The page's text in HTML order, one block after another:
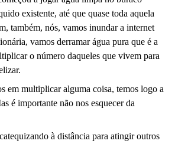
existente, até que quase toda aquela
também, nós, vamos inundar a internet
vamos derramar água pura que é a
o número daqueles que vivem para
em multiplicar alguma coisa, temos logo a
é importante não nos esquecer da
à distância para atingir outros